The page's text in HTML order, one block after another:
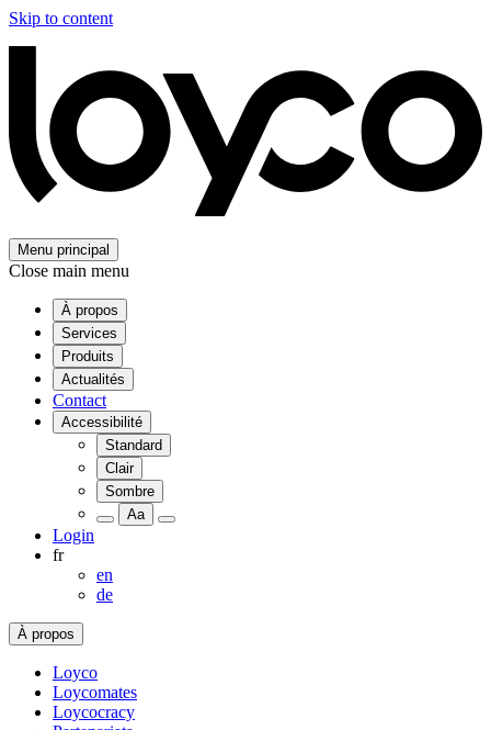
Skip to content
Menu principal
Close main menu
À propos
Services
Produits
Actualités
Contact
Accessibilité
Standard
Clair
Sombre
Aa
Login
fr
en
de
À propos
Loyco
Loycomates
Loycocracy